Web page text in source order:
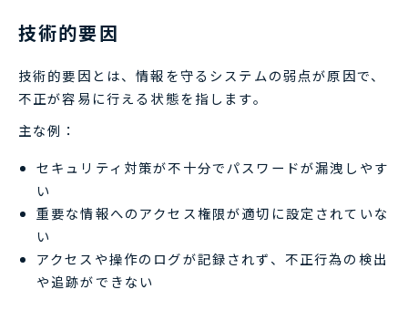
技術的要因
技術的要因とは、情報を守るシステムの弱点が原因で、
不正が容易に行える状態を指します。
主な例：
セキュリティ対策が不十分でパスワードが漏洩しやす
い
重要な情報へのアクセス権限が適切に設定されていな
い
アクセスや操作のログが記録されず、不正行為の検出
や追跡ができない